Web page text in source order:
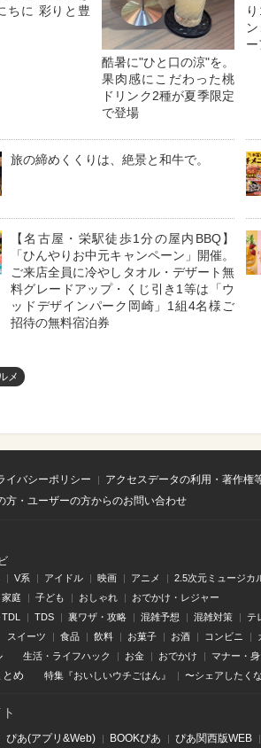
ちに 彩りと豊
酷暑に"ひと口の涼"を。
果肉感にこだわった桃
ドリンク2種が夏季限定
で登場
旅の締めくくりは、絶景と和牛で。
【名古屋・栄駅徒歩1分の屋内BBQ】
「ひんやりお中元キャンペーン」開催。
ご来店全員に冷やしタオル・デザート無
料グレードアップ・くじ引き1等は「ウ
ッドデザインパーク岡崎」1組4名様ご
招待の無料宿泊券
メ
イバシーポリシー アクセスデータの利用・著作権
方・ユーザーの方からのお問い合わせ
V系 アイドル 映画 アニメ 2.5次元ミュージカ
家庭 子ども おしゃれ おでかけ・レジャー
TDL TDS 裏ワザ・攻略 混雑予想 混雑対策 テ
スイーツ 食品 飲料 お菓子 お酒 コンビニ
生活・ライフハック お金 おでかけ マナー・
とめ 特集『おいしいウチごはん』 〜シェアしたく
ぴあ(アプリ&Web) BOOKぴあ ぴあ関⻄版WEB